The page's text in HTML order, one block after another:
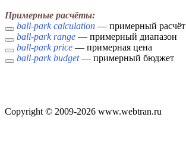
Примерные расчёты:
ball-park calculation — примерный расчёт
ball-park range — примерный диапазон
ball-park price — примерная цена
ball-park budget— примерный бюджет
Copyright © 2009-2026 www.webtran.ru